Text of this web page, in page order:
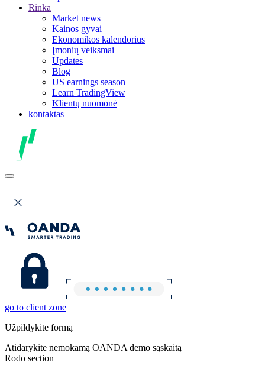
Rinka
Market news
Kainos gyvai
Ekonomikos kalendorius
Įmonių veiksmai
Updates
Blog
US earnings season
Learn TradingView
Klientų nuomonė
kontaktas
go to client zone
Užpildykite formą
Atidarykite nemokamą OANDA demo sąskaitą
Rodo section